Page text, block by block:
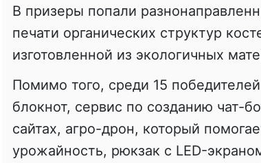
В призеры попали
печати органических структур
изготовленной из экологичных
Помимо того, среди 15
блокнот, сервис по созданию чат-
сайтах, агро-дрон, который
урожайность, рюкзак с LED-